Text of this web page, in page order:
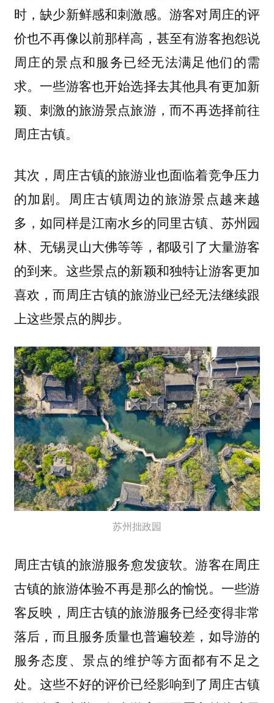
时，缺少新鲜感和刺激感。游客对周庄的评
价也不再像以前那样高，甚至有游客抱怨说
周庄的景点和服务已经无法满足他们的需
求。一些游客也开始选择去其他具有更加新
颖、刺激的旅游景点旅游，而不再选择前往
周庄古镇。
其次，周庄古镇的旅游业也面临着竞争压力
的加剧。周庄古镇周边的旅游景点越来越
多，如同样是江南水乡的同里古镇、苏州园
林、无锡灵山大佛等等，都吸引了大量游客
的到来。这些景点的新颖和独特让游客更加
喜欢，而周庄古镇的旅游业已经无法继续跟
上这些景点的脚步。
苏州拙政园
周庄古镇的旅游服务愈发疲软。游客在周庄
古镇的旅游体验不再是那么的愉悦。一些游
客反映，周庄古镇的旅游服务已经变得非常
落后，而且服务质量也普遍较差，如导游的
服务态度、景点的维护等方面都有不足之
处。这些不好的评价已经影响到了周庄古镇